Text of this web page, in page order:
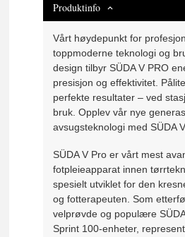
Produktinfo
Vårt høydepunkt for
toppmoderne teknologi og
design tilbyr SÜDA V PRO
presisjon og effektivitet.
perfekte resultater – ved
bruk. Opplev vår nye
avsugsteknologi med SÜDA
SÜDA V Pro er vårt mest
fotpleieapparat innen
spesielt utviklet for den
og fotterapeuten. Som
velprøvde og populære
Sprint 100-enheter,